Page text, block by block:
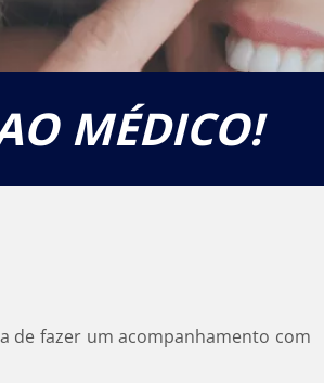
MÉDICO!
de fazer um acompanhamento com